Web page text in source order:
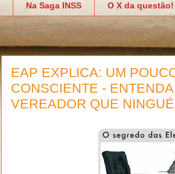
Na Saga INSS O X da questão!
EAP EXPLICA: UM
CONSCIENTE -
VEREADOR QUE